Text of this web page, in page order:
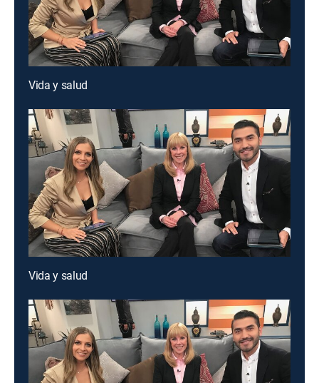
Vida y salud
Vida y salud